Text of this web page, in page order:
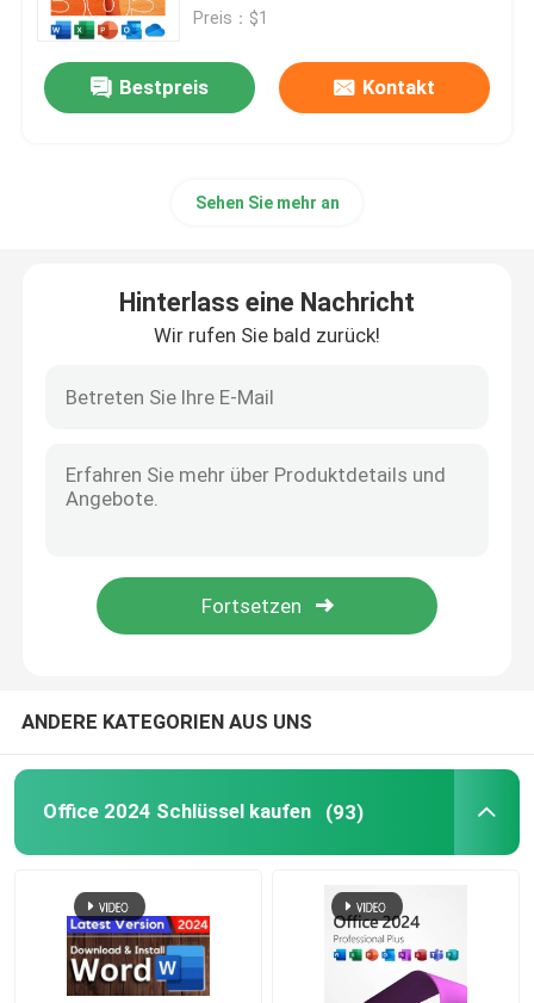
Berufsplus des Büro-2019
Windows 11 Berufs
Windows Server 2025
Windows Server 2022
SQL Server-Standard 2019
Preis：$1
Bestpreis Kontakt
Sehen Sie mehr an
Hinterlass eine Nachricht
Wir rufen Sie bald zurück!
ANDERE KATEGORIEN AUS UNS
Office 2024 Schlüssel kaufen (93)